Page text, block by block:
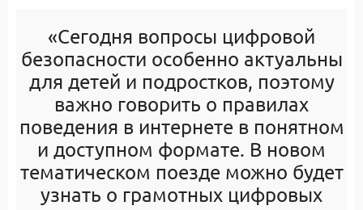
«Сегодня вопросы цифровой
безопасности особенно актуальны
для детей и подростков, поэтому
важно говорить о правилах
поведения в интернете в понятном
и доступном формате. В новом
тематическом поезде можно будет
узнать о грамотных цифровых